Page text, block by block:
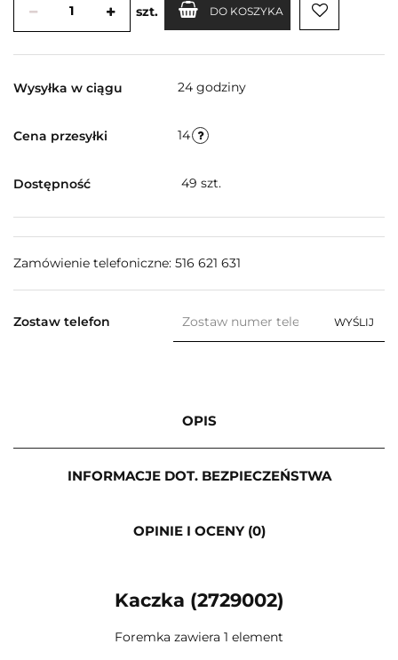
szt. DO KOSZYKA
Wysyłka w ciągu 24 godziny
Cena przesyłki 14
Dostępność 49 szt.
Zamówienie telefoniczne: 516 621 631
Zostaw telefon WYŚLIJ
OPIS
INFORMACJE DOT. BEZPIECZEŃSTWA
OPINIE I OCENY (0)
Kaczka (2729002)
Foremka zawiera 1 element